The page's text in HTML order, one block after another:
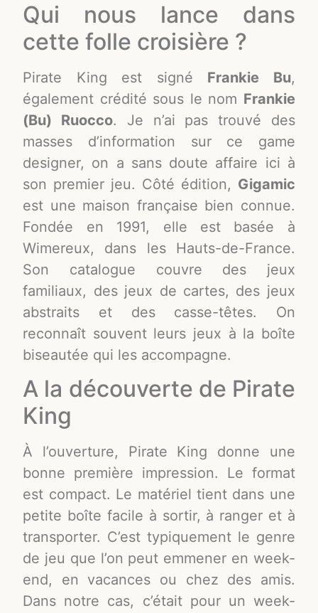
Qui nous lance dans
cette folle croisière ?
Pirate King est signé Frankie Bu,
également crédité sous le nom Frankie
(Bu) Ruocco. Je n’ai pas trouvé des
masses d’information sur ce game
designer, on a sans doute affaire ici à
son premier jeu. Côté édition, Gigamic
est une maison française bien connue.
Fondée en 1991, elle est basée à
Wimereux, dans les Hauts-de-France.
Son catalogue couvre des jeux
familiaux, des jeux de cartes, des jeux
abstraits et des casse-têtes. On
reconnaît souvent leurs jeux à la boîte
biseautée qui les accompagne.
A la découverte de Pirate
King
À l’ouverture, Pirate King donne une
bonne première impression. Le format
est compact. Le matériel tient dans une
petite boîte facile à sortir, à ranger et à
transporter. C’est typiquement le genre
de jeu que l’on peut emmener en week-
end, en vacances ou chez des amis.
Dans notre cas, c’était pour un week-